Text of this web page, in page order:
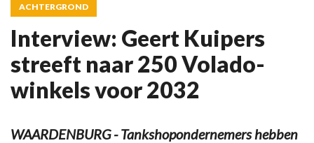
ACHTERGROND
Interview: Geert Kuipers
streeft naar 250 Volado-
winkels voor 2032
WAARDENBURG - Tankshopondernemers hebben